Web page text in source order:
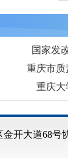
国家发
重庆市质
重庆大
开大道68号